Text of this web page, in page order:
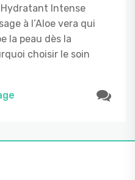
Hydratant Intense
à l’Aloe vera qui
la peau dès la
choisir le soin